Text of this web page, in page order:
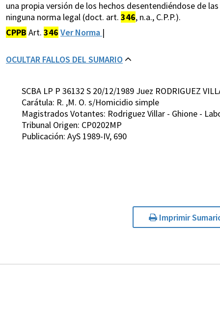
una propia versión de los hechos desentendiéndose de
ninguna norma legal (doct. art. 346, n.a., C.P.P.).
CPPB Art. 346 Ver Norma |
OCULTAR FALLOS DEL SUMARIO
SCBA LP P 36132 S 20/12/1989 Juez RODRIGUEZ
Carátula: R. ,M. O. s/Homicidio simple
Magistrados Votantes: Rodriguez Villar - Ghione -
Tribunal Origen: CP0202MP
Publicación: AyS 1989-IV, 690
Imprimir